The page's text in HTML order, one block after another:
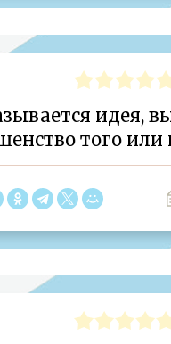
идея,
того или